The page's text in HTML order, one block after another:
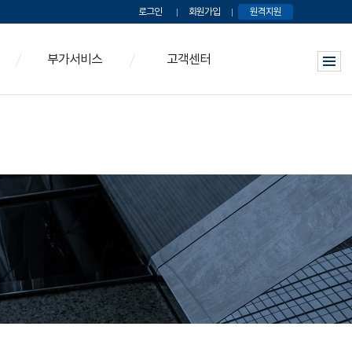
로그인 회원가입 원격지원
회
부가서비스
영수증
전입신고 바로가기
고객센터
FAQ
동영상